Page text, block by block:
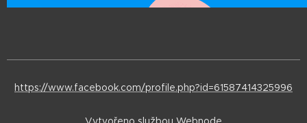
https://www.facebook.com/profile.php?id=61587414325996